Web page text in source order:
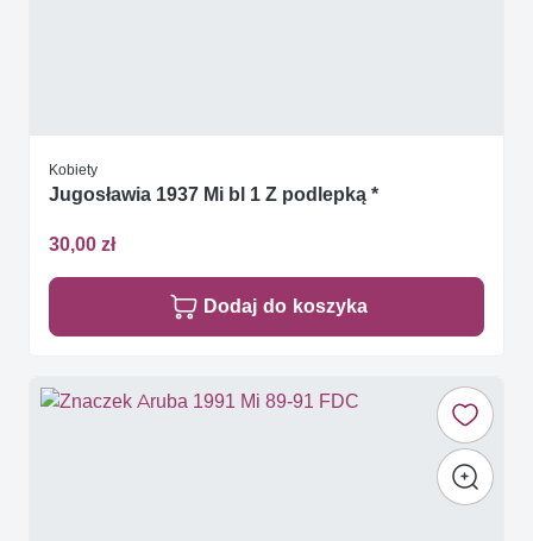
Kobiety
Jugosławia 1937 Mi bl 1 Z podlepką *
30,00 zł
Dodaj do koszyka